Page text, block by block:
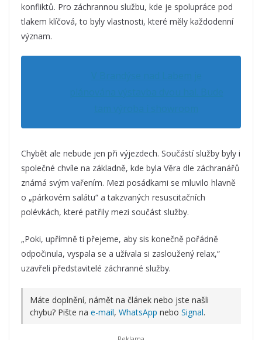
konfliktů. Pro záchrannou službu, kde je spolupráce pod
tlakem klíčová, to byly vlastnosti, které měly každodenní
význam.
Chybět ale nebude jen při výjezdech. Součástí služby byly i
společné chvíle na základně, kde byla Věra dle záchranářů
známá svým vařením. Mezi posádkami se mluvilo hlavně
o „párkovém salátu“ a takzvaných resuscitačních
polévkách, které patřily mezi součást služby.
„Poki, upřímně ti přejeme, aby sis konečně pořádně
odpočinula, vyspala se a užívala si zasloužený relax,“
uzavřeli představitelé záchranné služby.
Máte doplnění, námět na článek nebo jste našli
chybu? Pište na e-mail, WhatsApp nebo Signal.